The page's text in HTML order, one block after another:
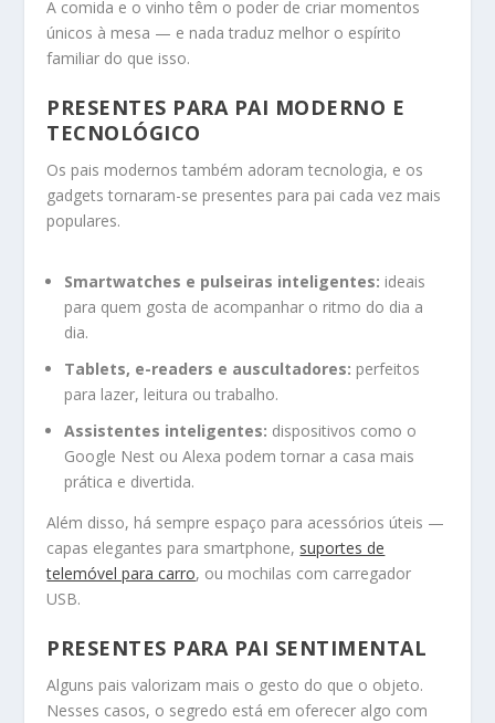
A comida e o vinho têm o poder de criar momentos
únicos à mesa — e nada traduz melhor o espírito
familiar do que isso.
PRESENTES PARA PAI MODERNO E
TECNOLÓGICO
Os pais modernos também adoram tecnologia, e os
gadgets tornaram-se presentes para pai cada vez mais
populares.
Smartwatches e pulseiras inteligentes: ideais
para quem gosta de acompanhar o ritmo do dia a
dia.
Tablets, e-readers e auscultadores: perfeitos
para lazer, leitura ou trabalho.
Assistentes inteligentes: dispositivos como o
Google Nest ou Alexa podem tornar a casa mais
prática e divertida.
Além disso, há sempre espaço para acessórios úteis —
capas elegantes para smartphone, suportes de
telemóvel para carro, ou mochilas com carregador
USB.
PRESENTES PARA PAI SENTIMENTAL
Alguns pais valorizam mais o gesto do que o objeto.
Nesses casos, o segredo está em oferecer algo com